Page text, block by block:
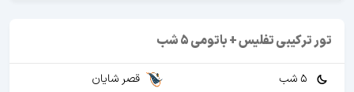
تور ترکیبی تفلیس + باتومی 5 شب
5 شب
قصر شایان